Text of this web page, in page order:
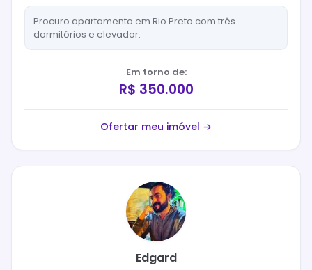
Procuro apartamento em Rio Preto com três
dormitórios e elevador.
Em torno de:
R$ 350.000
Ofertar meu imóvel →
Edgard